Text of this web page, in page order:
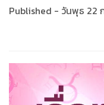
Published - วันพุธ 22